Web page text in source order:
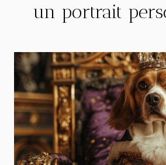
un portrait